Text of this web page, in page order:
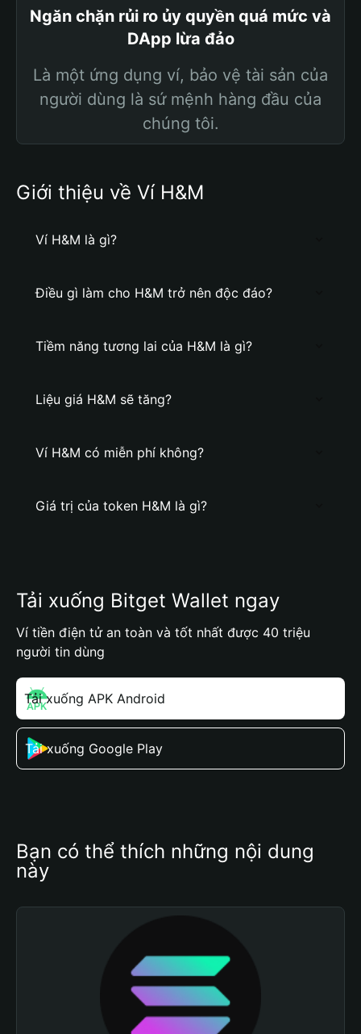
Ngăn chặn rủi ro ủy quyền quá mức và
DApp lừa đảo
Là một ứng dụng ví, bảo vệ tài sản của
người dùng là sứ mệnh hàng đầu của
chúng tôi.
Giới thiệu về Ví H&M
Ví H&M là gì?
Điều gì làm cho H&M trở nên độc đáo?
Tiềm năng tương lai của H&M là gì?
Liệu giá H&M sẽ tăng?
Ví H&M có miễn phí không?
Giá trị của token H&M là gì?
Tải xuống Bitget Wallet ngay
Ví tiền điện tử an toàn và tốt nhất được 40 triệu
người tin dùng
Tải xuống APK Android
Tải xuống Google Play
Bạn có thể thích những nội dung
này